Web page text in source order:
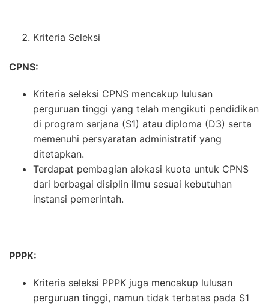
Kriteria Seleksi
CPNS:
Kriteria seleksi CPNS mencakup lulusan
perguruan tinggi yang telah mengikuti pendidikan
di program sarjana (S1) atau diploma (D3) serta
memenuhi persyaratan administratif yang
ditetapkan.
Terdapat pembagian alokasi kuota untuk CPNS
dari berbagai disiplin ilmu sesuai kebutuhan
instansi pemerintah.
PPPK:
Kriteria seleksi PPPK juga mencakup lulusan
perguruan tinggi, namun tidak terbatas pada S1